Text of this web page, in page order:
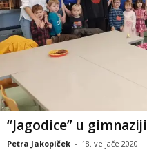
“Jagodice” u gimnaziji
Petra Jakopiček - 18. veljače 2020.